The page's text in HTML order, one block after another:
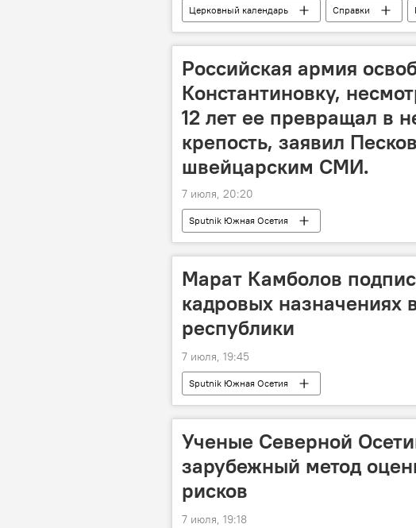
Церковный календарь Справки
Народный календарь
Российская армия
Константиновку,
12 лет ее превращал в
крепость, заявил
швейцарским СМИ.
7 июля, 20:20
Sputnik Южная Осетия
Марат Камболов
кадровых назначениях
республики
7 июля, 19:45
Sputnik Южная Осетия
Ученые Северной
зарубежный метод
рисков
7 июля, 19:18